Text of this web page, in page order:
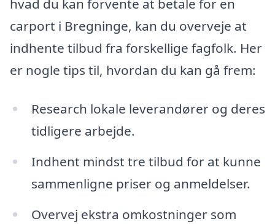
hvad du kan forvente at betale for en
carport i Bregninge, kan du overveje at
indhente tilbud fra forskellige fagfolk. Her
er nogle tips til, hvordan du kan gå frem:
Research lokale leverandører og deres
tidligere arbejde.
Indhent mindst tre tilbud for at kunne
sammenligne priser og anmeldelser.
Overvej ekstra omkostninger som